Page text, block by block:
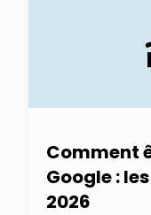
Comment
Google :
2026